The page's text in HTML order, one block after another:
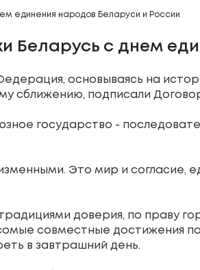
единения народов Беларуси и России
Беларусь с днем
основываясь на
сближению, подписали
государство -
Это мир и согласие,
доверия, по праву
совместные достижения
в завтрашний день.